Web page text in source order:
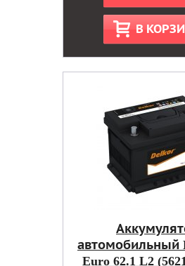
В
автомобильный
Euro 62.1 L2